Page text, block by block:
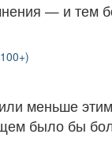
— и тем
меньше
было бы